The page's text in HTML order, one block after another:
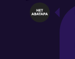
Серия 6
Серия 7